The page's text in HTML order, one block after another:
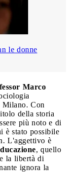
le donne
Marco
Milano. Con
della storia
più noto e di
è stato possibile
L'aggettivo è
, quello
la libertà di
ignora la